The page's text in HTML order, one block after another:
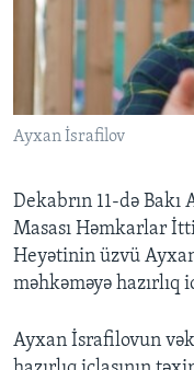
BIZI IZLƏYIN
Ayxan İsrafilov
Dekabrın 11-də
Masası Həmkarlar
Heyətinin üzvü
məhkəməyə hazırlıq
Ayxan İsrafilovun